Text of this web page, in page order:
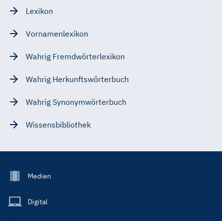
Lexikon
Vornamenlexikon
Wahrig Fremdwörterlexikon
Wahrig Herkunftswörterbuch
Wahrig Synonymwörterbuch
Wissensbibliothek
Footer
Main
Medien
Digital